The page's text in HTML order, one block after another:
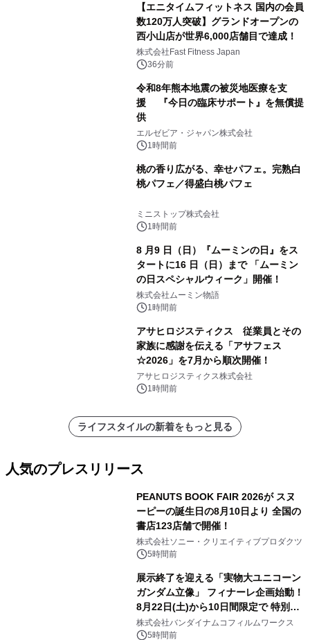
【エニタイムフィットネス 国内の会員
数120万人突破】グランドオープンの
西小山店が世界6,000店舗目で達成！
株式会社Fast Fitness Japan
36分前
令和8年熊本地震の被災地医療を支
援 『今日の臨床サポート』を無償提
供
エルゼビア・ジャパン株式会社
1時間前
桃の香り広がる、幸せパフェ。完熟白
桃パフェ／得盛白桃パフェ
ミニストップ株式会社
1時間前
8 月9 日（日）『ムーミンの日』をス
タートに16 日（日）まで 「ムーミン
の日スペシャルウィーク」開催！
株式会社ムーミン物語
1時間前
アサヒロジスティクス 従業員とその
家族に感謝を伝える「アサフェス
☆2026」を7月から順次開催！
アサヒロジスティクス株式会社
1時間前
ライフスタイルの新着をもっと見る
人気のプレスリリース
PEANUTS BOOK FAIR 2026が スヌ
ーピーの誕生日の8月10日より 全国の
書店123店舗で開催！
株式会社ソニー・クリエイティブプロダクツ
5時間前
展示終了を迎える「実物大ユニコーン
ガンダム立像」 フィナーレ企画始動！
8月22日(土)から10日間限定で 特別映
像『UNICORN GUNDAM Statue ―
BEYOND POSSIBILITY ―』を上映！
株式会社バンダイナムコフィルムワークス
5時間前